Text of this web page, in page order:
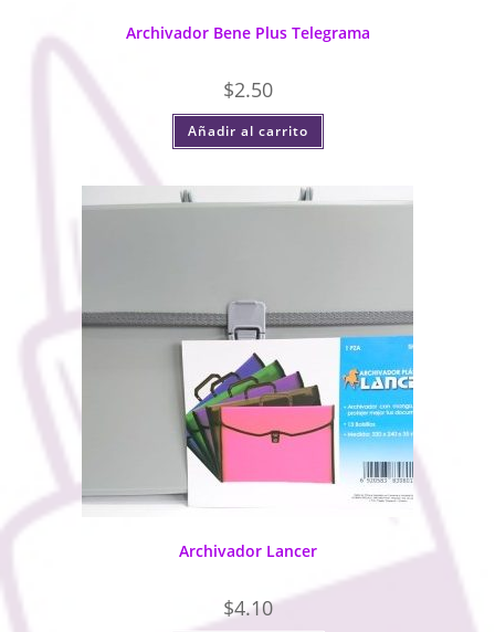
Archivador Bene Plus Telegrama
$2.50
Añadir al carrito
Archivador Lancer
$4.10